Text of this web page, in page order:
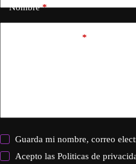
Nombre*
*
Guarda mi nombre, correo
Acepto lasPoliticas de